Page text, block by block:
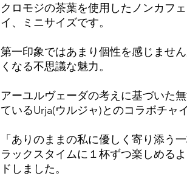
クロモジの茶葉を使用したノンカフ
イ、ミニサイズです。
第一印象ではあまり個性を感じませ
くなる不思議な魅力。
アーユルヴェーダの考えに基づいた
ているUrja(ウルジャ)とのコラボチャ
「ありのままの私に優しく寄り添う
ラックスタイムに１杯ずつ楽しめる
ドしました。